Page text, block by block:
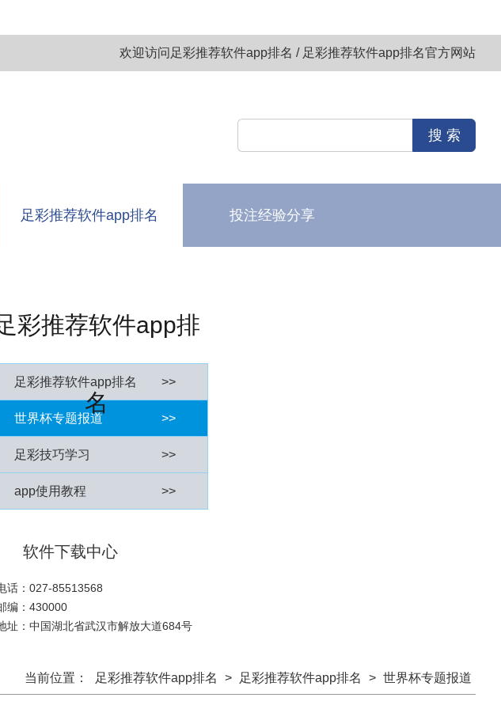
欢迎访问足彩推荐软件app排名 / 足彩推荐软件app排名官方网站
足彩推荐软件app排名 投注经验分享
彩推荐软件app排
名
足彩推荐软件app排名 >>
世界杯专题报道 >>
足彩技巧学习 >>
app使用教程 >>
软件下载中心
话：027-85513568
编：430000
址：中国湖北省武汉市解放大道684号
当前位置： 足彩推荐软件app排名 > 足彩推荐软件app排名 > 世界杯专题报道